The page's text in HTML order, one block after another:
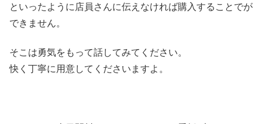
といったように店員さんに伝えなければ購入することでが
できません。
そこは勇気をもって話してみてください。
快く丁寧に用意してくださいますよ。